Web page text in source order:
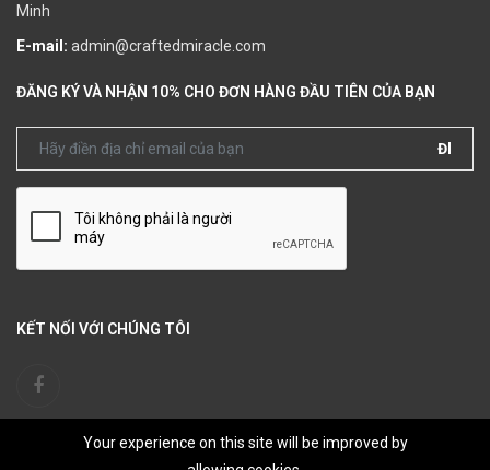
Minh
E-mail: admin@craftedmiracle.com
ĐĂNG KÝ VÀ NHẬN 10% CHO ĐƠN HÀNG ĐẦU TIÊN CỦA BẠN
ĐI
KẾT NỐI VỚI CHÚNG TÔI
Your experience on this site will be improved by